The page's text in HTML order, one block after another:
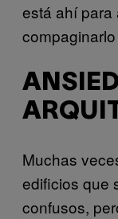
está ahí para
Muchas
edificios que
confusos,